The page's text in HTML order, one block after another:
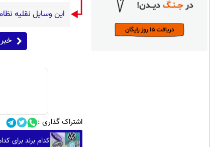
این وسایل نقلیه
اشتراک گذاری :
کدام برند برای